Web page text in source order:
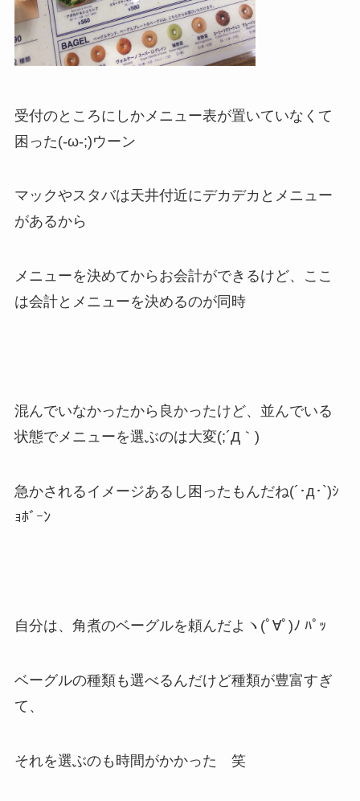
受付のところにしかメニュー表が置いていなくて
困った(-ω-;)ウーン
マックやスタバは天井付近にデカデカとメニュー
があるから
メニューを決めてからお会計ができるけど、ここ
は会計とメニューを決めるのが同時
混んでいなかったから良かったけど、並んでいる
状態でメニューを選ぶのは大変(;´Д｀)
急かされるイメージあるし困ったもんだね(´･д･`)ｼ
ｮﾎﾞｰﾝ
自分は、角煮のベーグルを頼んだよヽ(ﾟ∀ﾟ)ﾉ ﾊﾟｯ
ベーグルの種類も選べるんだけど種類が豊富すぎ
て、
それを選ぶのも時間がかかった 笑